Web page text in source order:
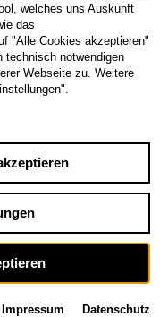
welches uns Auskunft
das
"Alle Cookies akzeptieren"
technisch notwendigen
Webseite zu. Weitere
Impressum Datenschutz